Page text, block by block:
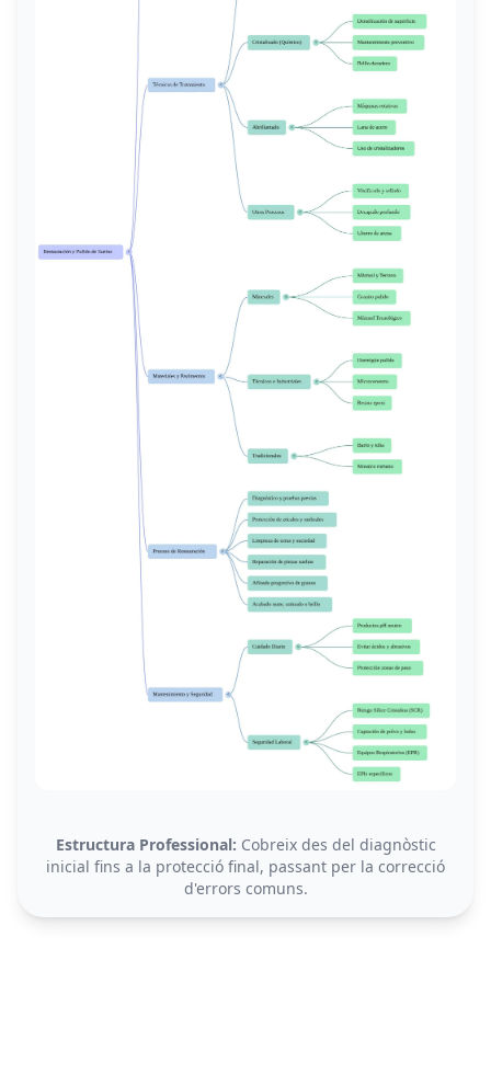
Estructura Professional: Cobreix des del diagnòstic
inicial fins a la protecció final, passant per la correcció
d'errors comuns.